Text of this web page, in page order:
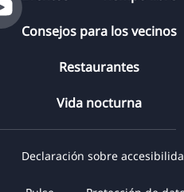
Consejos para los vecinos
Restaurantes
Vida nocturna
Declaración sobre